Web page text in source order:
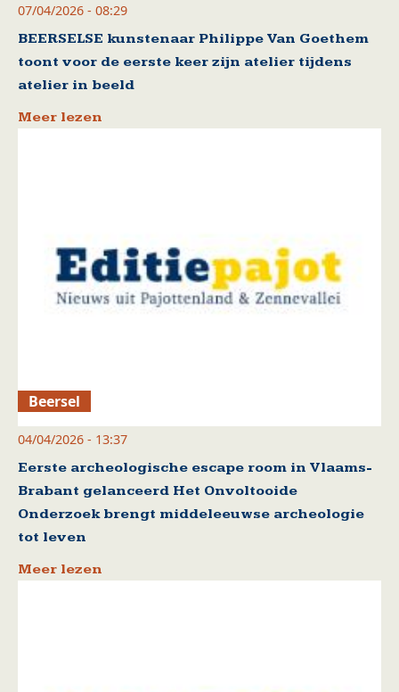
07/04/2026 - 08:29
BEERSELSE kunstenaar Philippe Van Goethem
toont voor de eerste keer zijn atelier tijdens
atelier in beeld
Meer lezen
Beersel
04/04/2026 - 13:37
Eerste archeologische escape room in Vlaams-
Brabant gelanceerd Het Onvoltooide
Onderzoek brengt middeleeuwse archeologie
tot leven
Meer lezen